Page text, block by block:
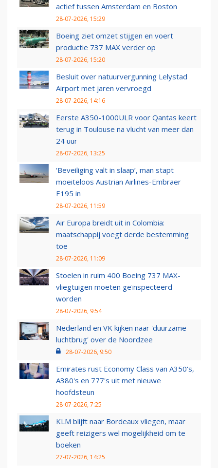
actief tussen Amsterdam en Boston
28-07-2026, 15:29
Boeing ziet omzet stijgen en voert
productie 737 MAX verder op
28-07-2026, 15:20
Besluit over natuurvergunning Lelystad
Airport met jaren vervroegd
28-07-2026, 14:16
Eerste A350-1000ULR voor Qantas keert
terug in Toulouse na vlucht van meer dan
24 uur
28-07-2026, 13:25
‘Beveiliging valt in slaap’, man stapt
moeiteloos Austrian Airlines-Embraer
E195 in
28-07-2026, 11:59
Air Europa breidt uit in Colombia:
maatschappij voegt derde bestemming
toe
28-07-2026, 11:09
Stoelen in ruim 400 Boeing 737 MAX-
vliegtuigen moeten geïnspecteerd
worden
28-07-2026, 9:54
Nederland en VK kijken naar 'duurzame
luchtbrug' over de Noordzee
28-07-2026, 9:50
Emirates rust Economy Class van A350's,
A380's en 777's uit met nieuwe
hoofdsteun
28-07-2026, 7:25
KLM blijft naar Bordeaux vliegen, maar
geeft reizigers wel mogelijkheid om te
boeken
27-07-2026, 14:25